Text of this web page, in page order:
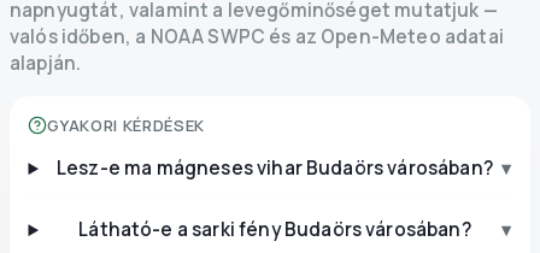
napnyugtát, valamint a levegőminőséget mutatjuk —
valós időben, a NOAA SWPC és az Open-Meteo adatai
alapján.
GYAKORI KÉRDÉSEK
Lesz-e ma mágneses vihar Budaörs városában? ▾
Látható-e a sarki fény Budaörs városában? ▾